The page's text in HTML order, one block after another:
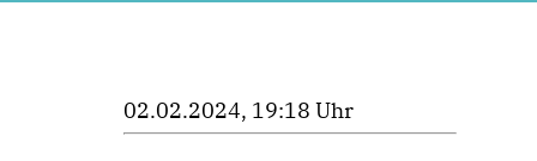
02.02.2024, 19:18 Uhr